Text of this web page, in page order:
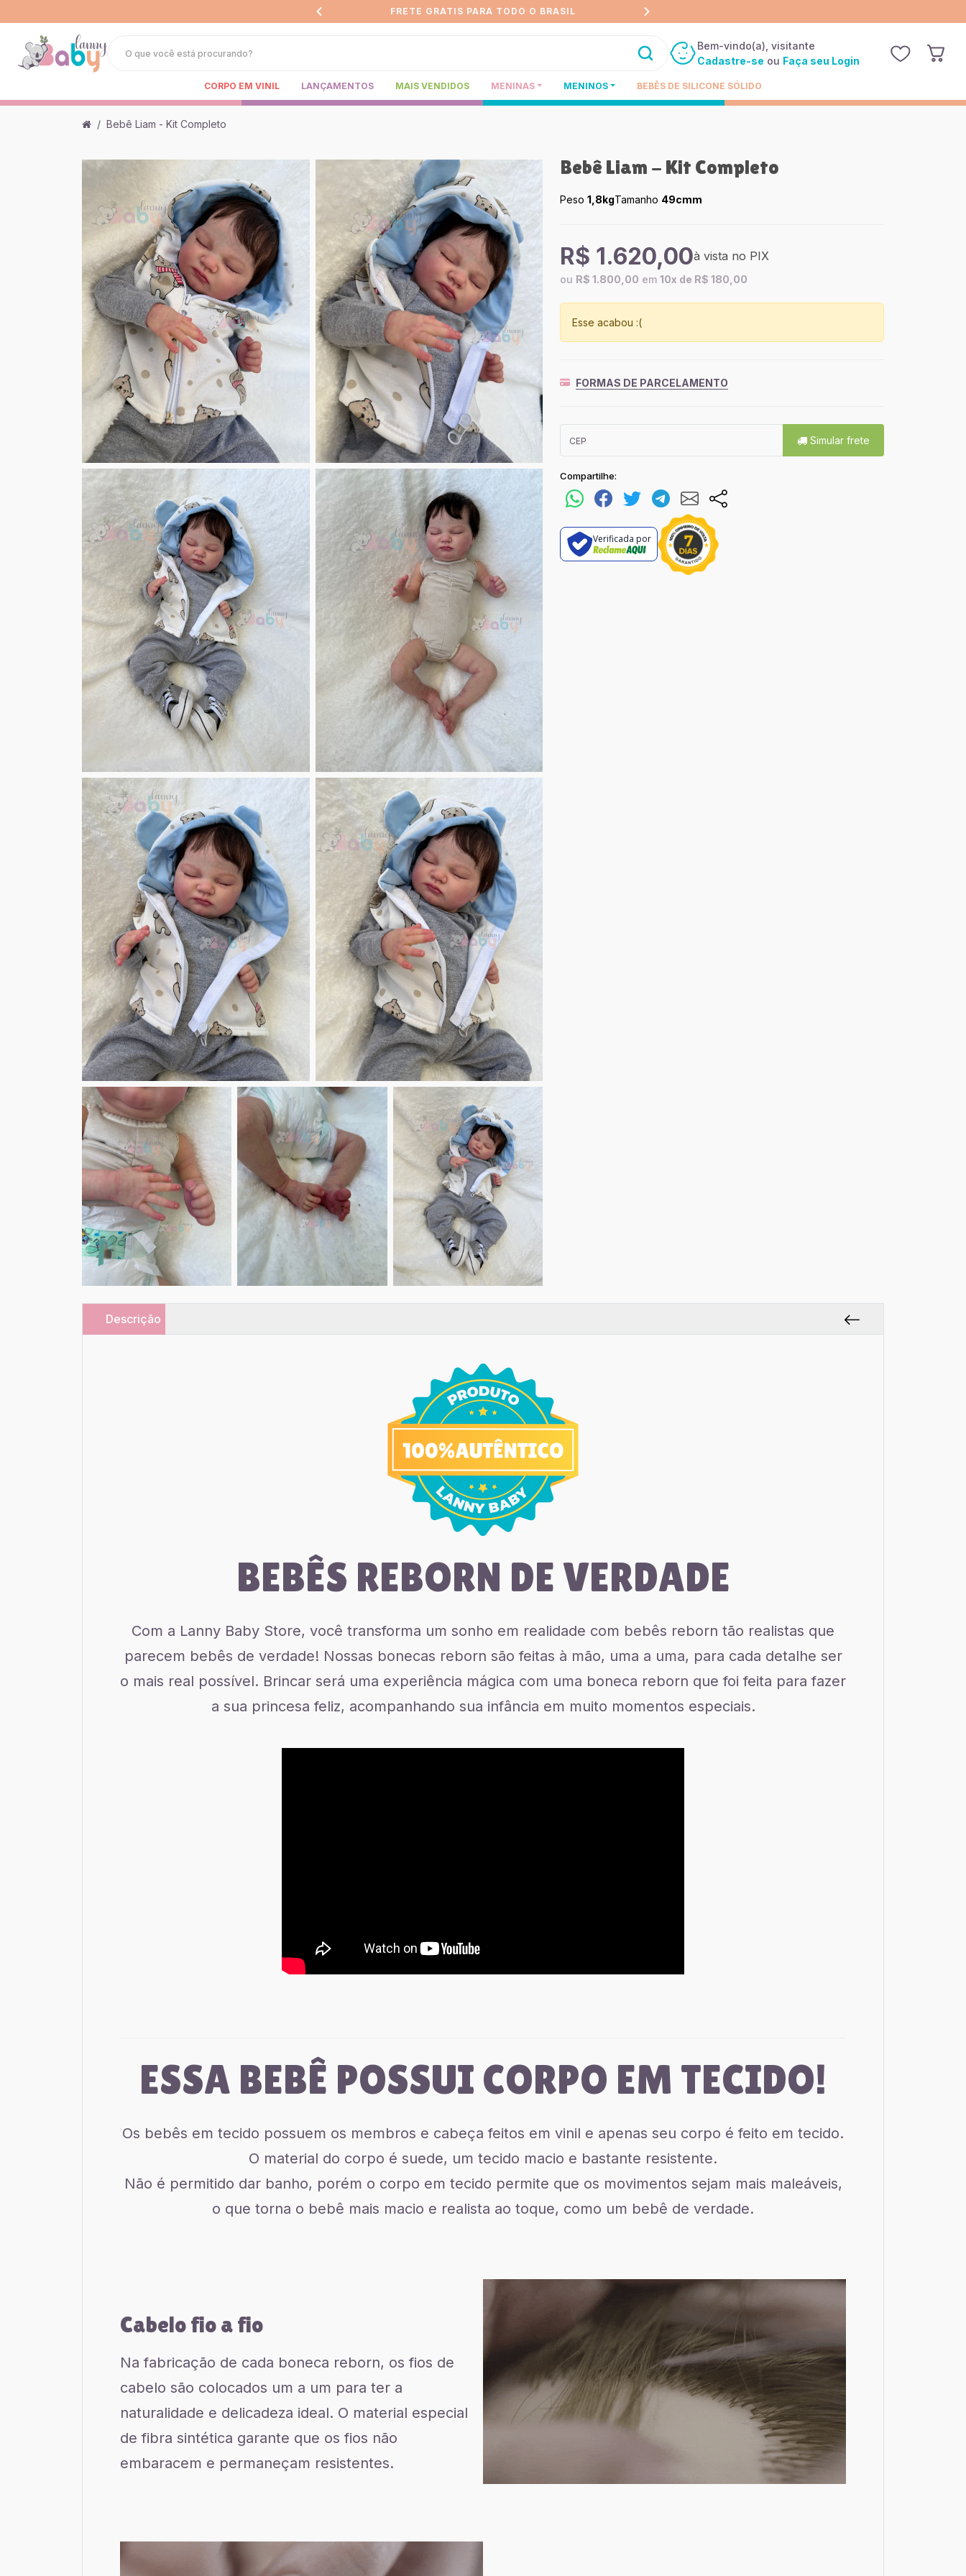
FRETE GRÁTIS PARA TODO O BRASIL
Bem-vindo(a), visitante
Cadastre-se ou Faça seu Login
CORPO EM VINIL LANÇAMENTOS MAIS VENDIDOS MENINAS MENINOS BEBÊS DE SILICONE SÓLIDO
Bebê Liam - Kit Completo
Bebê Liam - Kit Completo
Peso 1,8kgTamanho 49cmm
ou R$ 1.800,00 em 10x de R$ 180,00
R$ 1.620,00à vista no PIX
Esse acabou :(
FORMAS DE PARCELAMENTO
Simular frete
Compartilhe:
Verificada por
Descrição
BEBÊS REBORN DE VERDADE
Com a Lanny Baby Store, você transforma um sonho em realidade com bebês reborn tão realistas que
parecem bebês de verdade! Nossas bonecas reborn são feitas à mão, uma a uma, para cada detalhe ser
o mais real possível. Brincar será uma experiência mágica com uma boneca reborn que foi feita para fazer
a sua princesa feliz, acompanhando sua infância em muito momentos especiais.
ESSA BEBÊ POSSUI CORPO EM TECIDO!
Os bebês em tecido possuem os membros e cabeça feitos em vinil e apenas seu corpo é feito em tecido.
O material do corpo é suede, um tecido macio e bastante resistente.
Não é permitido dar banho, porém o corpo em tecido permite que os movimentos sejam mais maleáveis,
o que torna o bebê mais macio e realista ao toque, como um bebê de verdade.
Cabelo fio a fio
Na fabricação de cada boneca reborn, os fios de
cabelo são colocados um a um para ter a
naturalidade e delicadeza ideal. O material especial
de fibra sintética garante que os fios não
embaracem e permaneçam resistentes.